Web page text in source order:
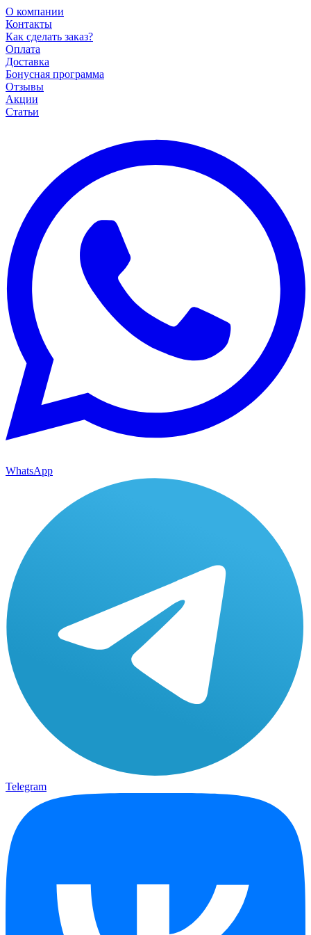
О компании
Контакты
Как сделать заказ?
Оплата
Доставка
Бонусная программа
Отзывы
Акции
Статьи
WhatsApp
Telegram